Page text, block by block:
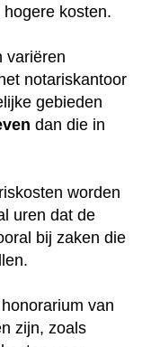
kosten.
variëren
notariskantoor
gebieden
dan die in
worden
uren dat de
bij zaken die
van
zijn, zoals